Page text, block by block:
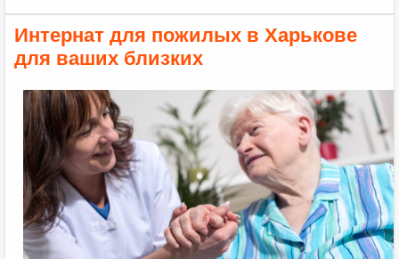
Интернат для пожилых в Харькове
для ваших близких